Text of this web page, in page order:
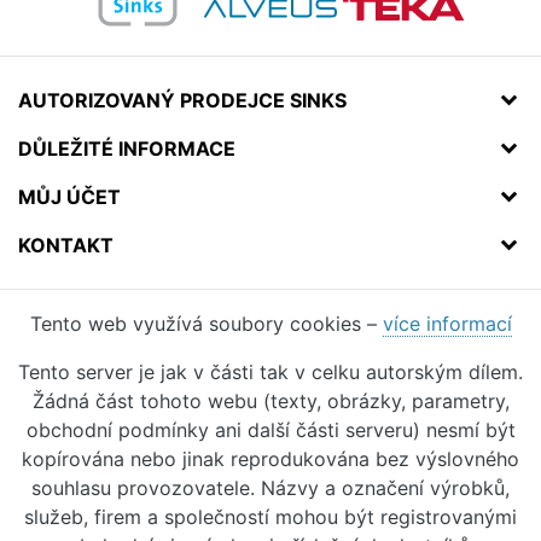
AUTORIZOVANÝ PRODEJCE SINKS
DŮLEŽITÉ INFORMACE
MŮJ ÚČET
KONTAKT
Tento web využívá soubory cookies – více informací
Tento server je jak v části tak v celku autorským dílem.
Žádná část tohoto webu (texty, obrázky, parametry,
obchodní podmínky ani další části serveru) nesmí být
kopírována nebo jinak reprodukována bez výslovného
souhlasu provozovatele. Názvy a označení výrobků,
služeb, firem a společností mohou být registrovanými